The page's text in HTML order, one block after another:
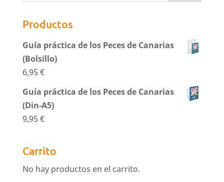
Productos
Guía práctica de los Peces de Canarias
(Bolsillo)
6,95€
Guía práctica de los Peces de Canarias
(Din-A5)
9,95€
Carrito
No hay productos en el carrito.